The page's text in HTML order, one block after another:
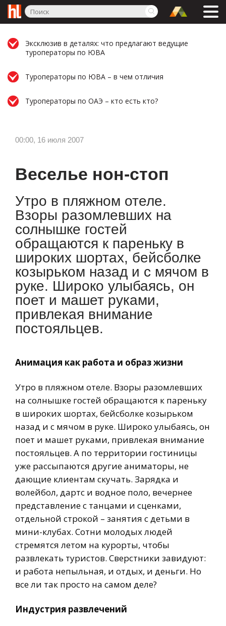
Эксклюзив в деталях: что предлагают ведущие
туроператоры по ЮВА
Туроператоры по ЮВА – в чем отличия
Туроператоры по ОАЭ – кто есть кто?
00:00, 16 июля 2007
Веселье нон-стоп
Утро в пляжном отеле.
Взоры разомлевших на
солнышке гостей
обращаются к пареньку в
широких шортах, бейсболке
козырьком назад и с мячом в
руке. Широко улыбаясь, он
поет и машет руками,
привлекая внимание
постояльцев.
Анимация как работа и образ жизни
Утро в пляжном отеле. Взоры разомлевших
на солнышке гостей обращаются к пареньку
в широких шортах, бейсболке козырьком
назад и с мячом в руке. Широко улыбаясь, он
поет и машет руками, привлекая внимание
постояльцев. А по территории гостиницы
уже рассыпаются другие аниматоры, не
дающие клиентам скучать. Зарядка и
волейбол, дартс и водное поло, вечернее
представление с танцами и сценками,
отдельной строкой – занятия с детьми в
мини-клубах. Сотни молодых людей
стремятся летом на курорты, чтобы
развлекать туристов. Сверстники завидуют:
и работа непыльная, и отдых, и деньги. Но
все ли так просто на самом деле?
Индустрия развлечений